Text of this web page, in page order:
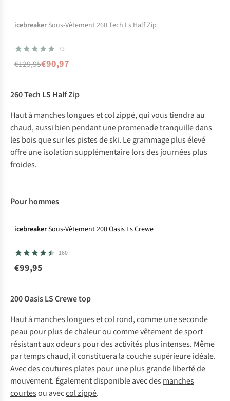
En rupture de stock
icebreaker Sous-Vêtement 260 Tech Ls Half Zip
73
€129,95€90,97
260 Tech LS Half Zip
Haut à manches longues et col zippé, qui vous tiendra au
chaud, aussi bien pendant une promenade tranquille dans
les bois que sur les pistes de ski. Le grammage plus élevé
offre une isolation supplémentaire lors des journées plus
froides.
Pour hommes
icebreakerSous-Vêtement 200 Oasis Ls Crewe
160
€99,95
200 Oasis LS Crewe top
Haut à manches longues et col rond, comme une seconde
peau pour plus de chaleur ou comme vêtement de sport
résistant aux odeurs pour des activités plus intenses. Même
par temps chaud, il constituera la couche supérieure idéale.
Avec des coutures plates pour une plus grande liberté de
mouvement. Également disponible avec des manches
courtesou aveccol zippé.